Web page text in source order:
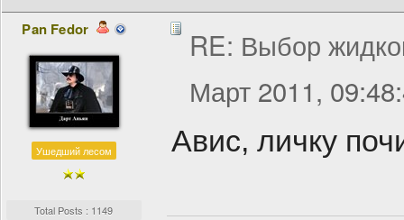
Pan Fedor
Ушедший лесом
Total Posts : 1149
RE: Выбор
Март 2011,
Авис, личку